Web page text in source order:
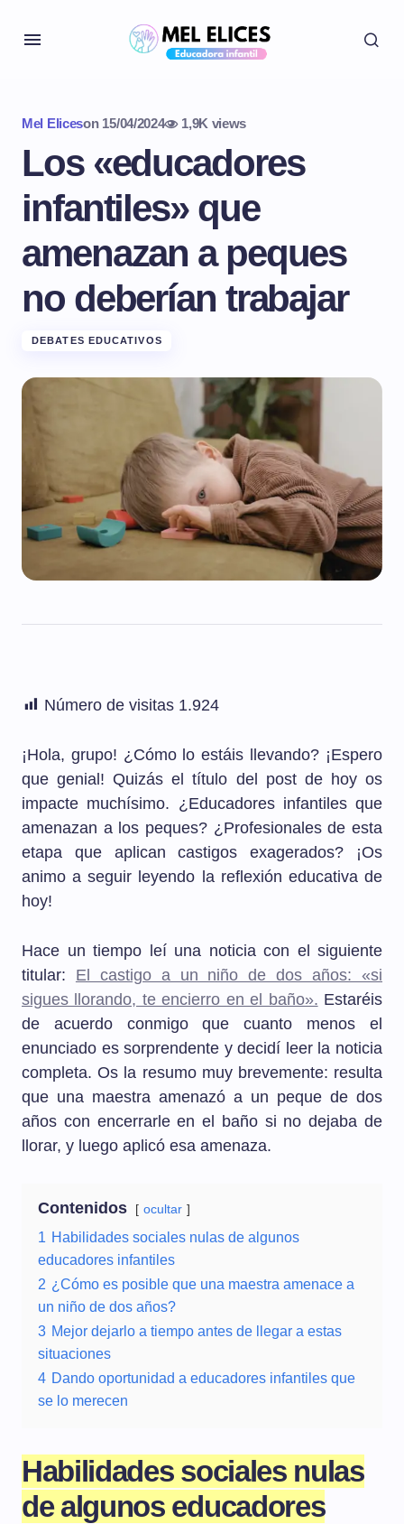
Mel Eliceson 15/04/2024 1,9K views
Los «educadores
infantiles» que
amenazan a peques
no deberían trabajar
DEBATES EDUCATIVOS
Número de visitas 1.924
¡Hola, grupo! ¿Cómo lo estáis llevando? ¡Espero
que genial! Quizás el título del post de hoy os
impacte muchísimo. ¿Educadores infantiles que
amenazan a los peques? ¿Profesionales de esta
etapa que aplican castigos exagerados? ¡Os
animo a seguir leyendo la reflexión educativa de
hoy!
Hace un tiempo leí una noticia con el siguiente
titular: El castigo a un niño de dos años: «si
sigues llorando, te encierro en el baño». Estaréis
de acuerdo conmigo que cuanto menos el
enunciado es sorprendente y decidí leer la noticia
completa. Os la resumo muy brevemente: resulta
que una maestra amenazó a un peque de dos
años con encerrarle en el baño si no dejaba de
llorar, y luego aplicó esa amenaza.
Contenidos ocultar
1 Habilidades sociales nulas de algunos
educadores infantiles
2 ¿Cómo es posible que una maestra amenace a
un niño de dos años?
3 Mejor dejarlo a tiempo antes de llegar a estas
situaciones
4 Dando oportunidad a educadores infantiles que
se lo merecen
Habilidades sociales nulas
de algunos educadores